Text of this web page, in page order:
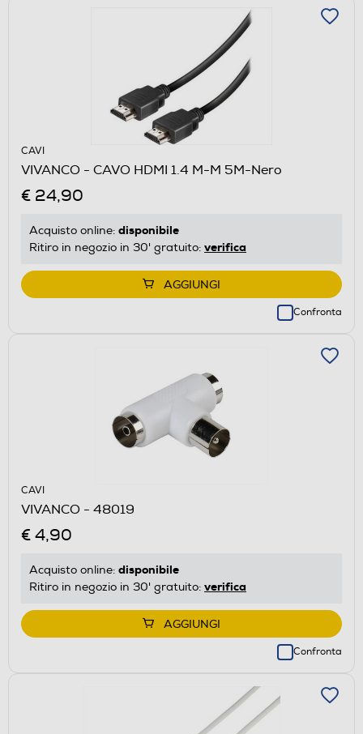
CAVI
VIVANCO - CAVO HDMI 1.4 M-M 5M-Nero
€ 24,90
Acquisto online: disponibile
Ritiro in negozio in 30' gratuito: verifica
AGGIUNGI
Confronta
CAVI
VIVANCO - 48019
€ 4,90
Acquisto online: disponibile
Ritiro in negozio in 30' gratuito: verifica
AGGIUNGI
Confronta